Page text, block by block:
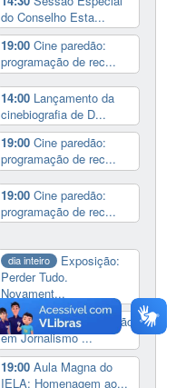
do Conselho Esta...
19:00Cine paredão:
programação de rec...
14:00 Lançamento da
cinebiografia de D...
19:00Cine paredão:
programação de rec...
19:00Cine paredão:
programação de rec...
dia inteiro
Exposição:
Perder Tudo.
Novament...
16:00 Curso de formação
em Jornalismo ...
19:00Aula Magna do
IELA: Homenagem ao...